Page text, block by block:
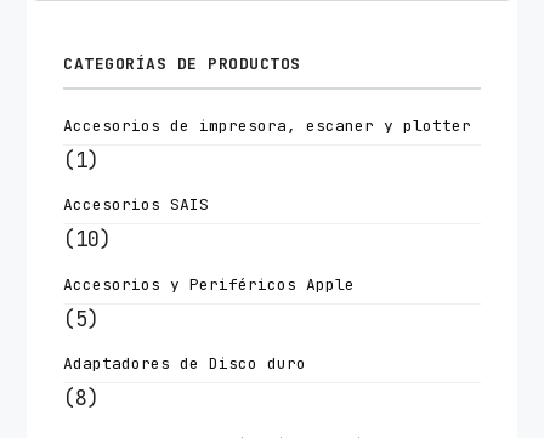
CATEGORÍAS DE PRODUCTOS
Accesorios de impresora, escaner y plotter
(1)
Accesorios SAIS
(10)
Accesorios y Periféricos Apple
(5)
Adaptadores de Disco duro
(8)